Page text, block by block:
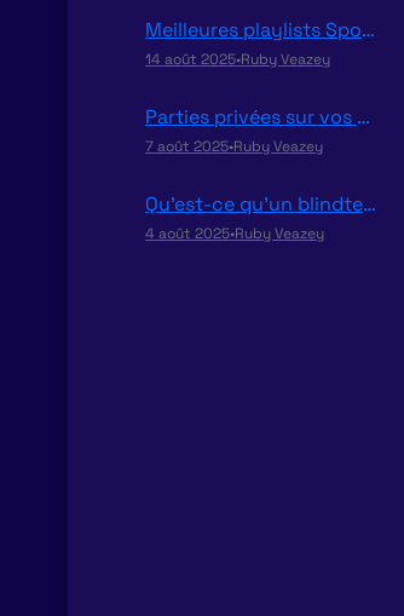
Meilleures playlists Spotify & Deezer pour un blind test
14 août 2025•Ruby Veazey
Parties privées sur vos playlists !
7 août 2025•Ruby Veazey
Qu’est-ce qu’un blindtest ?
4 août 2025•Ruby Veazey